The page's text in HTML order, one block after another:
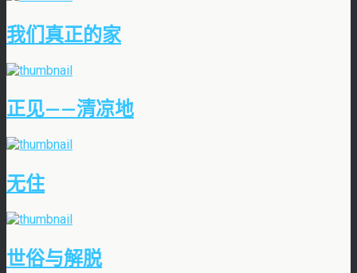
我们真正的家
正见——清凉地
无住
世俗与解脱